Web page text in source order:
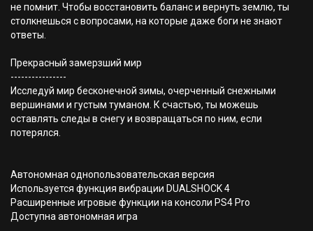
не помнит. Чтобы восстановить баланс и вернуть землю, ты
столкнешься с вопросами, на которые даже боги не знают
ответы.
Прекрасный замерзший мир
----------------
Исследуй мир бесконечной зимы, очерченный снежными
вершинами и густым туманом. К счастью, ты можешь
оставлять следы в снегу и возвращаться по ним, если
потерялся.
Автономная однопользовательская версия
Используется функция вибрации DUALSHOCK 4
Расширенные игровые функции на консоли PS4 Pro
Доступна автономная игра